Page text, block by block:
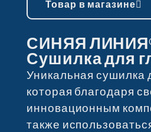
Товар в магазине
СИНЯЯ
Сушилка для
Уникальная сушилка
которая благодаря
инновационным
также